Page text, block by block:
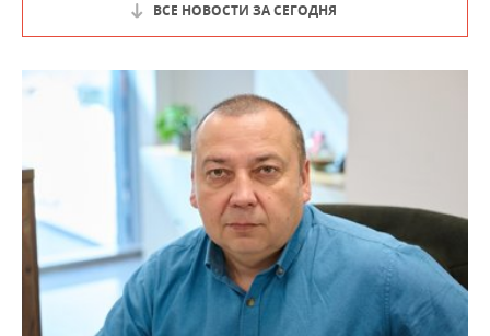
ВСЕ НОВОСТИ ЗА СЕГОДНЯ